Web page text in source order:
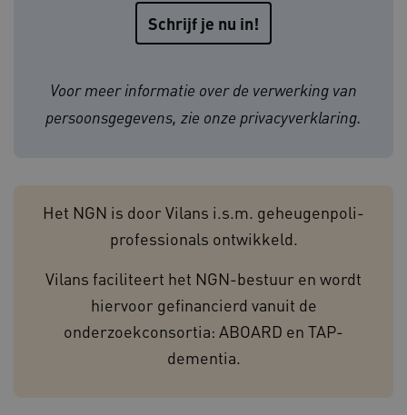
Voor meer informatie over de verwerking van
persoonsgegevens, zie onze privacyverklaring.
Het NGN is door Vilans i.s.m. geheugenpoli-
professionals ontwikkeld.
Vilans faciliteert het NGN-bestuur en wordt
hiervoor gefinancierd vanuit de
onderzoekconsortia: ABOARD en TAP-
dementia.
Cloudflare Inc.
.vimeo.com
ARRAffinitySameSite
Microsoft Corporation
.geheugenpoliklinieken.nl